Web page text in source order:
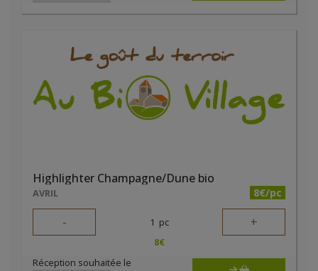
Highlighter Champagne/Dune bio
AVRIL 8€/pc
- 1 pc +
8€
Réception souhaitée le